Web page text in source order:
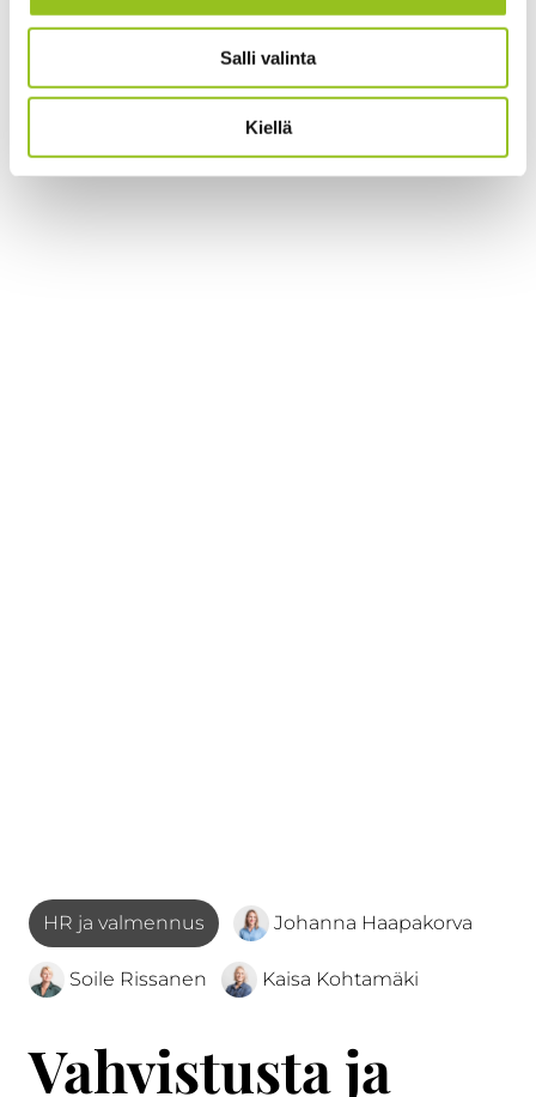
Salli valinta
Kiellä
HR ja valmennus Johanna Haapakorva
Soile Rissanen Kaisa Kohtamäki
Vahvistusta ja